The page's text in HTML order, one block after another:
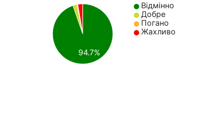
Відмінно
Добре
Погано
Жахливо
94.7%